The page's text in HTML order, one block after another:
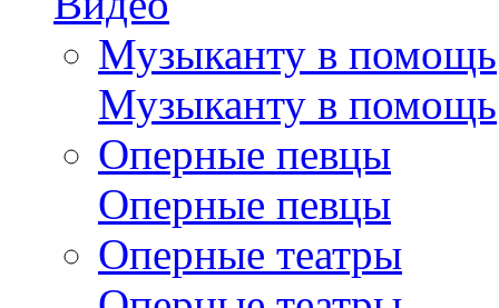
Музыканту в помощь
Музыканту в помощь
Оперные певцы
Оперные певцы
Оперные театры